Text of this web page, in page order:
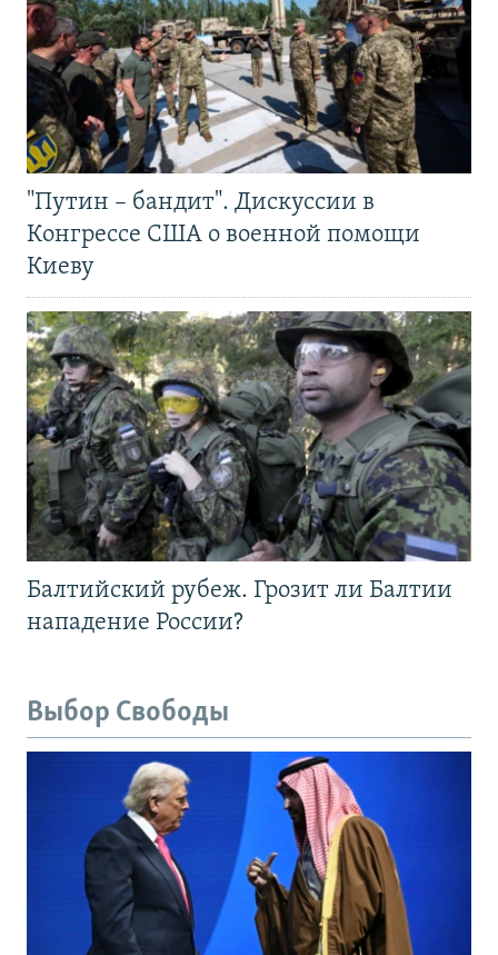
"Путин – бандит". Дискуссии в
Конгрессе США о военной помощи
Киеву
Балтийский рубеж. Грозит ли Балтии
нападение России?
Выбор Свободы